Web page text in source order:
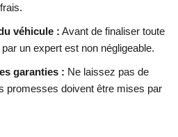
véhicule : Avant de finaliser toute
un expert est non négligeable.
garanties : Ne laissez pas de
promesses doivent être mises par